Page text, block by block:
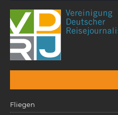
Fliegen